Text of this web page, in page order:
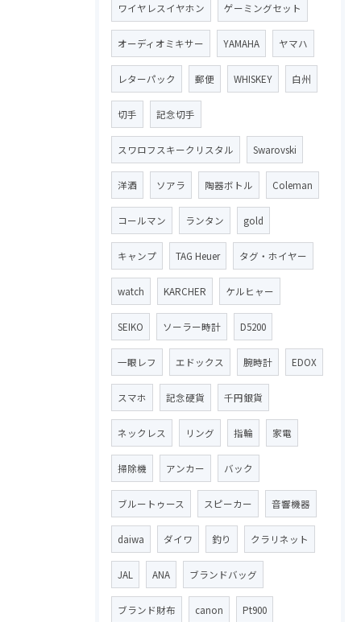
ワイヤレスイヤホン ゲーミングセット
オーディオミキサー YAMAHA ヤマハ
レターパック 郵便 WHISKEY 白州
切手 記念切手
スワロフスキークリスタル Swarovski
洋酒 ソアラ 陶器ボトル Coleman
コールマン ランタン gold
キャンプ TAG Heuer タグ・ホイヤー
watch KARCHER ケルヒャー
SEIKO ソーラー時計 D5200
一眼レフ エドックス 腕時計 EDOX
スマホ 記念硬貨 千円銀貨
ネックレス リング 指輪 家電
掃除機 アンカー バック
ブルートゥース スピーカー 音響機器
daiwa ダイワ 釣り クラリネット
JAL ANA ブランドバッグ
ブランド財布 canon Pt900